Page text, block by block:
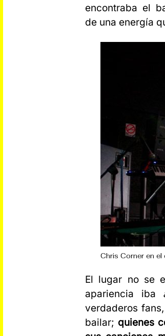
encontraba el
de una energía
Chris Corner en
El lugar no se
apariencia iba
verdaderos
bailar; quienes